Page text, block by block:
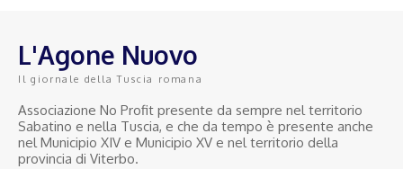
L'Agone Nuovo
Il giornale della Tuscia romana
Associazione No Profit presente da sempre nel territorio
Sabatino e nella Tuscia, e che da tempo è presente anche
nel Municipio XIV e Municipio XV e nel territorio della
provincia di Viterbo.